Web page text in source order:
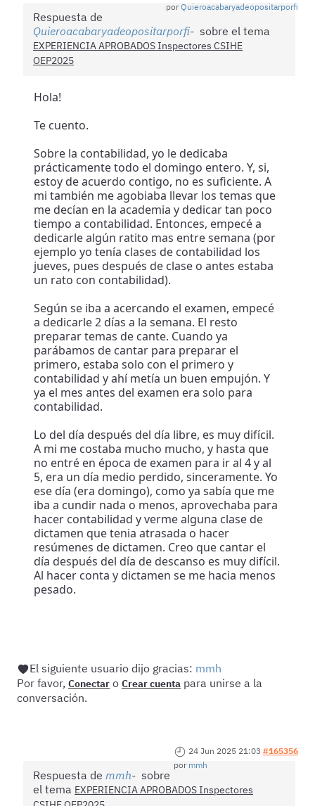
porQuieroacabaryadeopositarporfi
Respuesta de
Quieroacabaryadeopositarporfi
sobre el tema
EXPERIENCIA APROBADOS Inspectores CSIHE
OEP2025
Hola!
Te cuento.
Sobre la contabilidad, yo le dedicaba
prácticamente todo el domingo entero. Y, si,
estoy de acuerdo contigo, no es suficiente. A
mi también me agobiaba llevar los temas que
me decían en la academia y dedicar tan poco
tiempo a contabilidad. Entonces, empecé a
dedicarle algún ratito mas entre semana (por
ejemplo yo tenía clases de contabilidad los
jueves, pues después de clase o antes estaba
un rato con contabilidad).
Según se iba a acercando el examen, empecé
a dedicarle 2 días a la semana. El resto
preparar temas de cante. Cuando ya
parábamos de cantar para preparar el
primero, estaba solo con el primero y
contabilidad y ahí metía un buen empujón. Y
ya el mes antes del examen era solo para
contabilidad.
Lo del día después del día libre, es muy difícil.
A mi me costaba mucho mucho, y hasta que
no entré en época de examen para ir al 4 y al
5, era un día medio perdido, sinceramente. Yo
ese día (era domingo), como ya sabía que me
iba a cundir nada o menos, aprovechaba para
hacer contabilidad y verme alguna clase de
dictamen que tenia atrasada o hacer
resúmenes de dictamen. Creo que cantar el
día después del día de descanso es muy difícil.
Al hacer conta y dictamen se me hacia menos
pesado.
El siguiente usuario dijo gracias: mmh
Por favor, Conectar o Crear cuenta para unirse a la
conversación.
24 Jun 2025 21:03 #165356
por mmh
Respuesta de mmh
sobre
el tema EXPERIENCIA APROBADOS Inspectores